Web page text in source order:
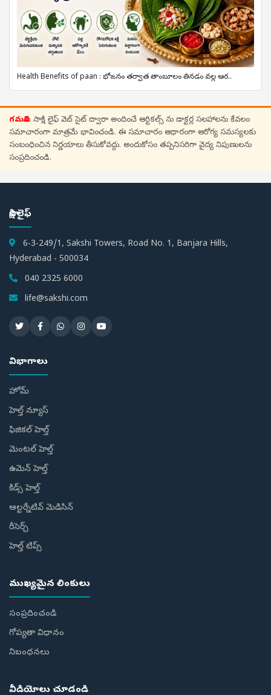
Health Benefits of paan : భోజనం తర్వాత తాంబూలం తినడం వల్ల ఆర..
గమనిక: సాక్షి లైఫ్ వెబ్ సైట్ ద్వారా అందించే ఆర్టికల్స్ ను డాక్టర్ల సలహాలను కేవలం
సమాచారంగా మాత్రమే భావించండి. ఈ సమాచారం ఆధారంగా ఆరోగ్య సమస్యలకు
సంబంధించిన నిర్ణయాలు తీసుకోవద్దు. అందుకోసం తప్పనిసరిగా వైద్య నిపుణులను
సంప్రదించండి.
సాక్షి లైఫ్
6-3-249/1, Sakshi Towers, Road No. 1, Banjara Hills,
Hyderabad - 500034
040 2325 6000
life@sakshi.com
విభాగాలు
హోమ్
హెల్త్ న్యూస్
ఫిజికల్ హెల్త్
మెంటల్ హెల్త్
ఉమెన్ హెల్త్
కిడ్స్ హెల్త్
ఆల్టర్నేటివ్ మెడిసిన్
రీసెర్చ్
హెల్త్‌ టిప్స్‌
ముఖ్యమైన లింకులు
సంప్రదించండి
గోప్యతా విధానం
నిబంధనలు
వీడియోలు చూడండి